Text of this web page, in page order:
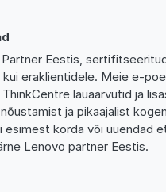
Eestis,
eraklientidele. Meie e-
lauaarvutid ja
ja pikaajalist
esimest korda või uuendad
Lenovo partner Eestis.